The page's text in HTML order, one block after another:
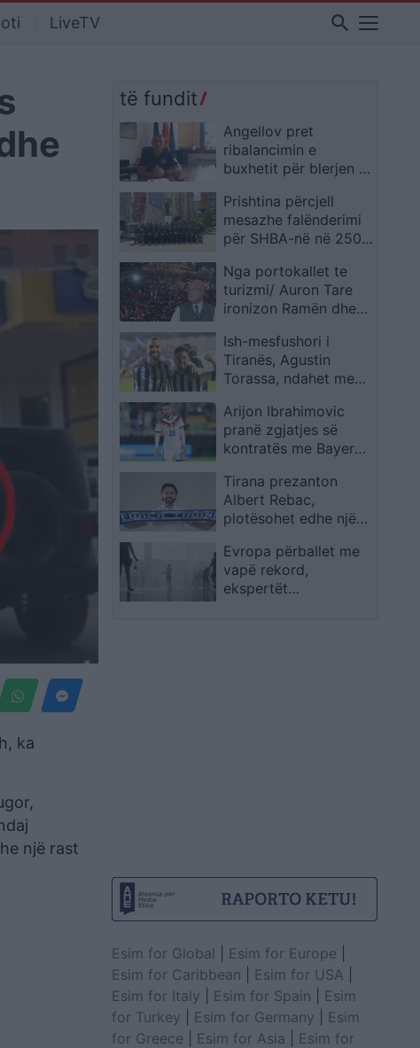
LiveTV search
ka
një rast
të fundit
Angellov pret
ribalancimin e
buxhetit për blerjen e
dhe punësimin e dy
pilotëve të rinj
Prishtina përcjell
mesazhe falënderimi
për SHBA-në në 250-
Nga portokallet te
turizmi/ Auron Tare
ironizon Ramën dhe
rus që po na
shqetëson pyllin, por
çakenjtë tanë
Ish-mesfushori i
Tiranës, Agustin
Torassa, ndahet me
publikon mesazhin e
lamtumirës
Arijon Ibrahimovic
pranë zgjatjes së
kontratës me Bayernin
Kompanyt
Tirana prezanton
Albert Rebac,
plotësohet edhe një
bardheblu
Evropa përballet me
vapë rekord,
ekspertët
Esim for Global Esim for Europe
Esim for Caribbean
Esim for USA
Esim for Italy
Esim for Spain
Esim
for Turkey
Esim for Germany
Esim
for Greece
Esim for Asia
Esim for